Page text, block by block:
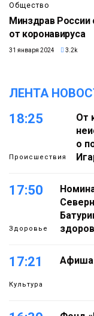
Общество
Минздрав России
от коронавируса
31 января 2024 3.2k
ЛЕНТА
18:25
Происшествия
От
о
17:50
Здоровье
17:21
Культура
Афиша